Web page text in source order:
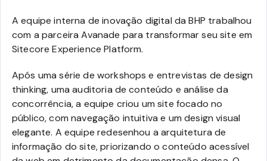
A equipe interna de inovação digital da BHP trabalhou
com a parceira Avanade para transformar seu site em
Sitecore Experience Platform.
Após uma série de workshops e entrevistas de design
thinking, uma auditoria de conteúdo e análise da
concorrência, a equipe criou um site focado no
público, com navegação intuitiva e um design visual
elegante. A equipe redesenhou a arquitetura de
informação do site, priorizando o conteúdo acessível